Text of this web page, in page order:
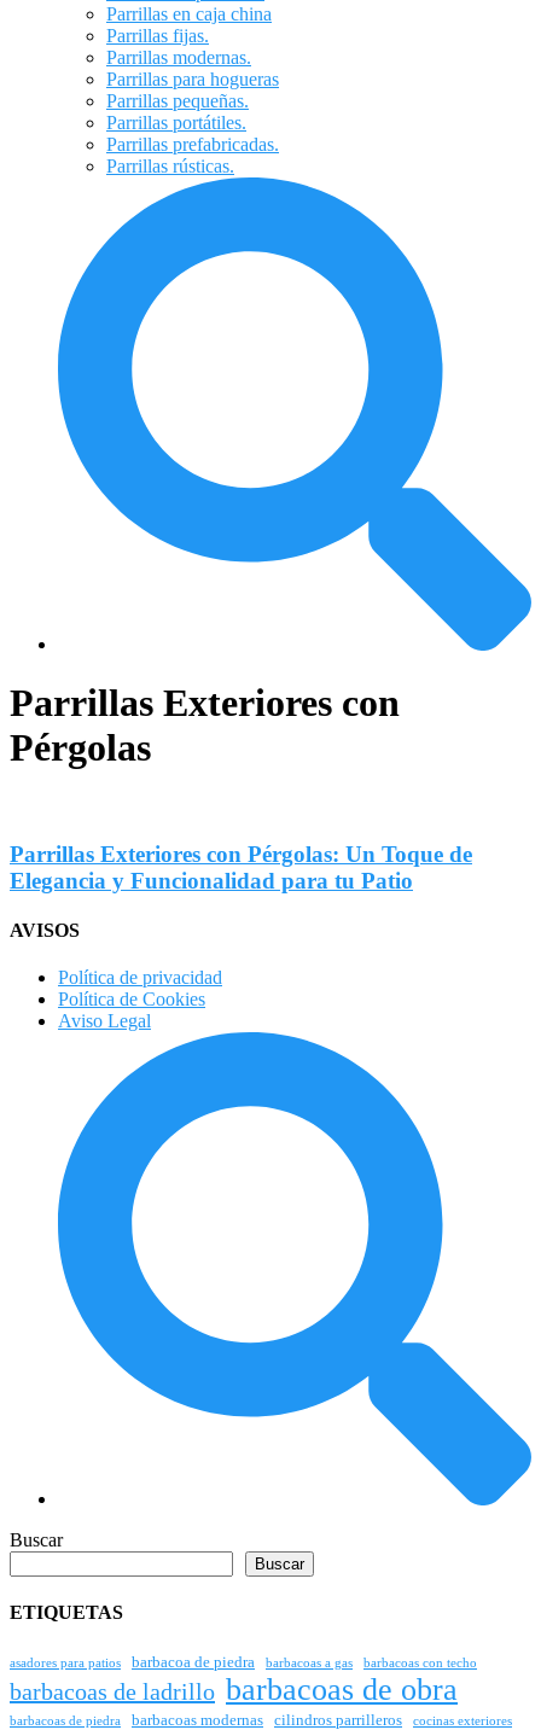
Parrillas en caja china
Parrillas fijas.
Parrillas modernas.
Parrillas para hogueras
Parrillas pequeñas.
Parrillas portátiles.
Parrillas prefabricadas.
Parrillas rústicas.
Parrillas Exteriores con
Pérgolas
Parrillas Exteriores con Pérgolas: Un Toque de
Elegancia y Funcionalidad para tu Patio
AVISOS
Política de privacidad
Política de Cookies
Aviso Legal
Buscar
Buscar
ETIQUETAS
asadores para patios barbacoa de piedra barbacoas a gas barbacoas con techo
barbacoas de ladrillo barbacoas de obra
barbacoas de piedra barbacoas modernas cilindros parrilleros
cocinas exteriores